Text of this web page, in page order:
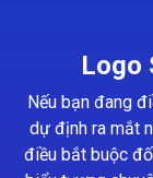
Logo
Nếu bạn đang
dự định ra mắt
điều bắt buộc